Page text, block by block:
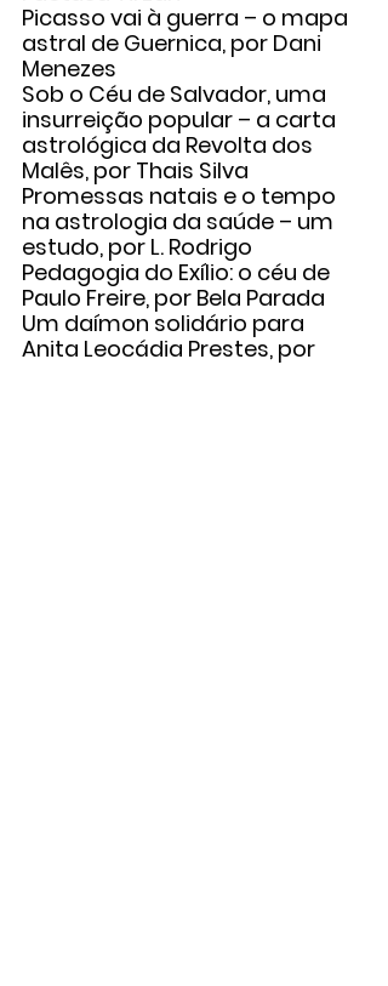
Picasso vai à guerra – o mapa
astral de Guernica, por Dani
Menezes
Sob o Céu de Salvador, uma
insurreição popular – a carta
astrológica da Revolta dos
Malês, por Thais Silva
Promessas natais e o tempo
na astrologia da saúde – um
estudo, por L. Rodrigo
Pedagogia do Exílio: o céu de
Paulo Freire, por Bela Parada
Um daímon solidário para
Anita Leocádia Prestes, por